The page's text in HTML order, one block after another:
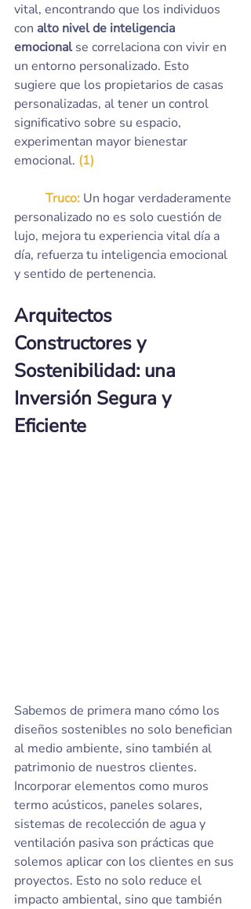
vital, encontrando que los individuos
con alto nivel de inteligencia
emocional se correlaciona con vivir en
un entorno personalizado. Esto
sugiere que los propietarios de casas
personalizadas, al tener un control
significativo sobre su espacio,
experimentan mayor bienestar
emocional. (1)
	Truco:
Un hogar verdaderamente
personalizado no es solo cuestión de
lujo, mejora tu experiencia vital día a
día, refuerza tu inteligencia emocional
y sentido de pertenencia.
Arquitectos
Constructores y
Sostenibilidad: una
Inversión Segura y
Eficiente
Sabemos de primera mano cómo los
diseños sostenibles no solo benefician
al medio ambiente, sino también al
patrimonio de nuestros clientes.
Incorporar elementos como muros
termo acústicos, paneles solares,
sistemas de recolección de agua y
ventilación pasiva son prácticas que
solemos aplicar con los clientes en sus
proyectos. Esto no solo reduce el
impacto ambiental, sino que también